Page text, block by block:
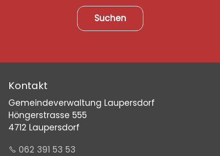
Suchen
Kontakt
Gemeindeverwaltung Laupersdorf
Höngerstrasse 555
4712 Laupersdorf
062 391 53 53